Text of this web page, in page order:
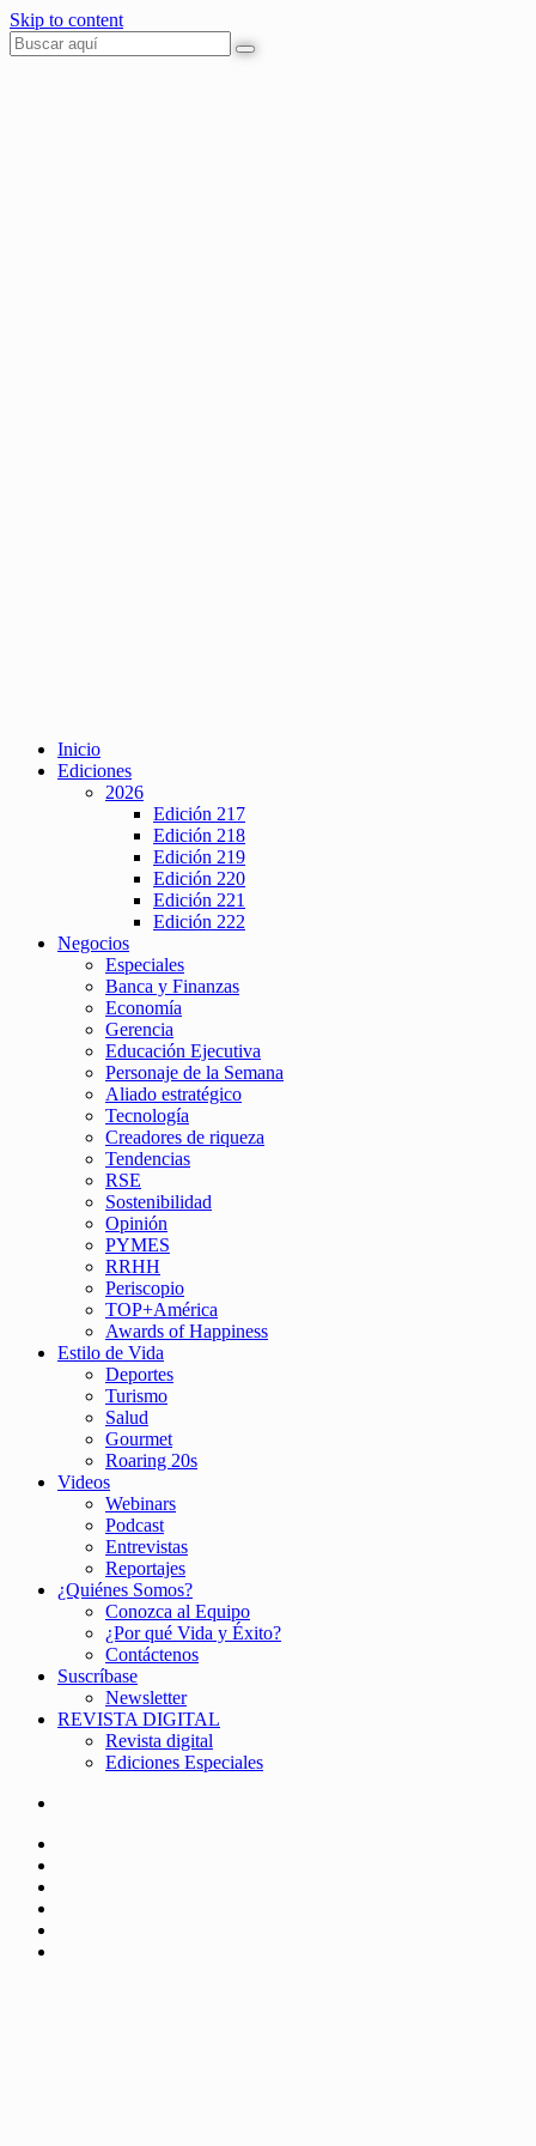
Skip to content
Inicio
Ediciones
2026
Edición 217
Edición 218
Edición 219
Edición 220
Edición 221
Edición 222
Negocios
Especiales
Banca y Finanzas
Economía
Gerencia
Educación Ejecutiva
Personaje de la Semana
Aliado estratégico
Tecnología
Creadores de riqueza
Tendencias
RSE
Sostenibilidad
Opinión
PYMES
RRHH
Periscopio
TOP+América
Awards of Happiness
Estilo de Vida
Deportes
Turismo
Salud
Gourmet
Roaring 20s
Videos
Webinars
Podcast
Entrevistas
Reportajes
¿Quiénes Somos?
Conozca al Equipo
¿Por qué Vida y Éxito?
Contáctenos
Suscríbase
Newsletter
REVISTA DIGITAL
Revista digital
Ediciones Especiales